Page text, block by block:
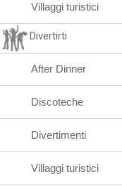
Villaggi turistici
Divertirti
After Dinner
Discoteche
Divertimenti
Villaggi turistici